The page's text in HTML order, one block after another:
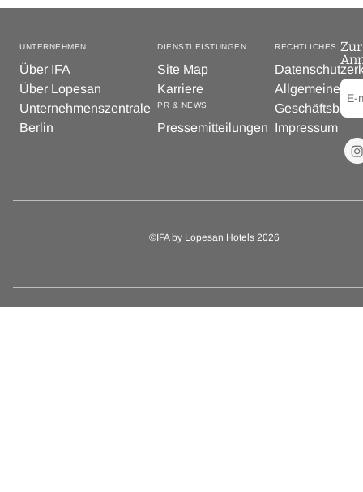
UNTERNEHMEN
Über IFA
Über Lopesan
Unternehmenszentrale
Berlin
DIENSTLEISTUNGEN
Site Map
Karriere
PR & NEWS
Pressemitteilungen
RECHTLICHES
Allgemeine
Impressum
©IFA by Lopesan Hotels 2026